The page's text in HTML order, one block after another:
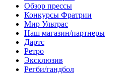
Обзор прессы
Конкурсы Фратрии
Мир Ультрас
Наш магазин/партнеры
Дартс
Ретро
Эксклюзив
Регби/гандбол